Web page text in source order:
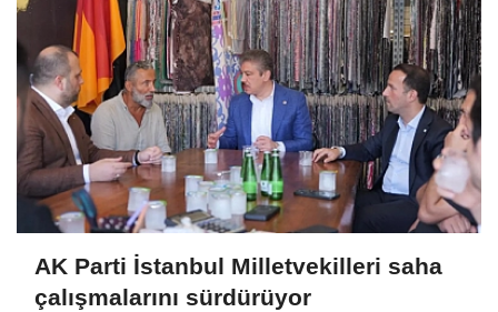
AK Parti İstanbul Milletvekilleri saha
çalışmalarını sürdürüyor